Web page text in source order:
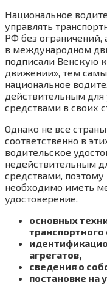
Национальное
управлять
РФ без ограничений,
в международном
подписали Венскую
движении», тем
национальное
действительным
средствами в своих
Однако не все
соответственно в
водительское
недействительным
средствами,
необходимо иметь
удостоверение.
основных
транспортного
агрегатов,
сведения о
постановке на